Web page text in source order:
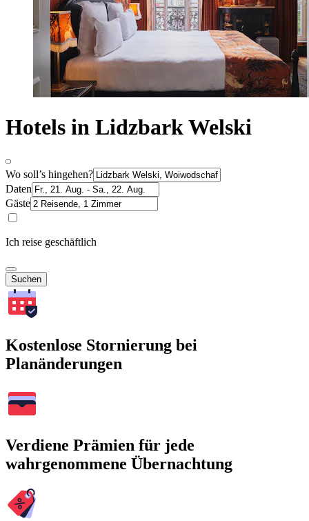
Hotels in Lidzbark Welski
Wo soll’s hingehen?
Daten
Gäste
Ich reise geschäftlich
Suchen
Kostenlose Stornierung bei
Planänderungen
Verdiene Prämien für jede
wahrgenommene Übernachtung